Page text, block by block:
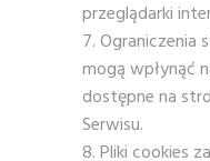
przeglądarki
Ograniczenia
mogą wpłynąć
dostępne na
Serwisu.
Pliki cookies